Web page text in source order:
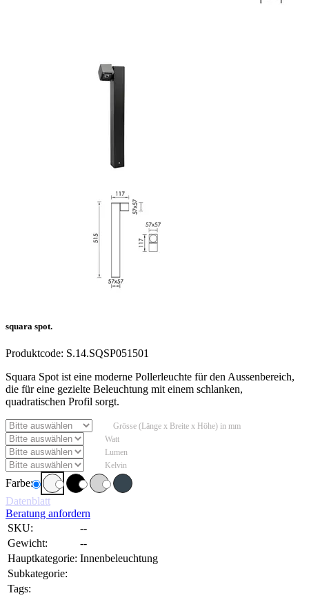
squara spot.
Produktcode: S.14.SQSP051501
Squara Spot ist eine moderne Pollerleuchte für den Aussenbereich,
die für eine gezielte Beleuchtung mit einem schlanken,
quadratischen Profil sorgt.
Grösse (Länge x Breite x Höhe) in mm
Watt
Lumen
Kelvin
Farbe:
Datenblatt
Beratung anfordern
SKU:
--
Gewicht:
--
Hauptkategorie: Innenbeleuchtung
Subkategorie:
Tags: